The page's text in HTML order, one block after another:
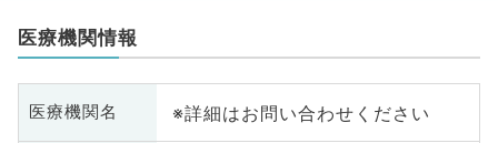
医療機関情報
医療機関名 ※詳細はお問い合わせください